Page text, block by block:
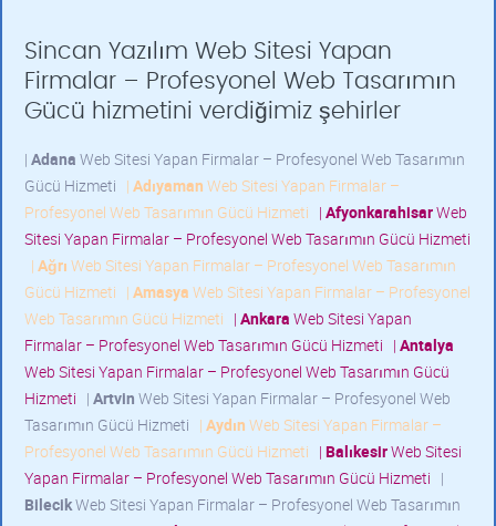
Sincan Yazılım Web Sitesi Yapan
Firmalar – Profesyonel Web Tasarımın
Gücü hizmetini verdiğimiz şehirler
| Adana Web Sitesi Yapan Firmalar – Profesyonel Web Tasarımın
Gücü Hizmeti | Adıyaman Web Sitesi Yapan Firmalar –
Profesyonel Web Tasarımın Gücü Hizmeti | AfyonkarahisarWeb
Sitesi Yapan Firmalar – Profesyonel Web Tasarımın Gücü Hizmeti
| Ağrı Web Sitesi Yapan Firmalar – Profesyonel Web Tasarımın
Gücü Hizmeti | Amasya Web Sitesi Yapan Firmalar – Profesyonel
Web Tasarımın Gücü Hizmeti | Ankara Web Sitesi Yapan
Firmalar – Profesyonel Web Tasarımın Gücü Hizmeti | Antalya
Web Sitesi Yapan Firmalar – Profesyonel Web Tasarımın Gücü
Hizmeti | Artvin Web Sitesi Yapan Firmalar – Profesyonel Web
Tasarımın Gücü Hizmeti | Aydın Web Sitesi Yapan Firmalar –
Profesyonel Web Tasarımın Gücü Hizmeti | BalıkesirWeb Sitesi
Yapan Firmalar – Profesyonel Web Tasarımın Gücü Hizmeti |
BilecikWeb Sitesi Yapan Firmalar – Profesyonel Web Tasarımın